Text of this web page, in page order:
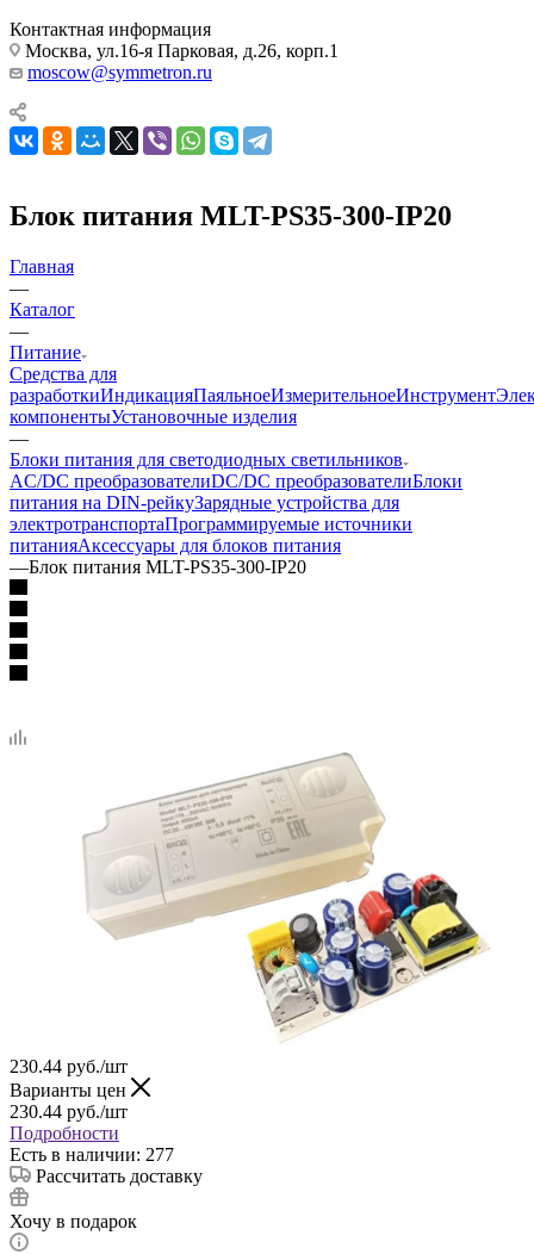
Контактная информация
Москва, ул.16-я Парковая, д.26, корп.1
moscow@symmetron.ru
Блок питания MLT-PS35-300-IP20
Главная
—
Каталог
—
Питание
Средства для
разработкиИндикацияПаяльноеИзмерительноеИнструмент
компонентыУстановочные изделия
—
Блоки питания для светодиодных светильников
AC/DC преобразователиDC/DC преобразователиБлоки
питания на DIN-рейкуЗарядные устройства для
электротранспортаПрограммируемые источники
питанияАксессуары для блоков питания
—Блок питания MLT-PS35-300-IP20
230.44 руб./шт
Варианты цен
230.44 руб./шт
Подробности
Есть в наличии: 277
Рассчитать доставку
Хочу в подарок